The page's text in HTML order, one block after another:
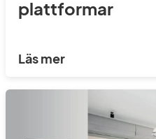
plattformar
Läs mer